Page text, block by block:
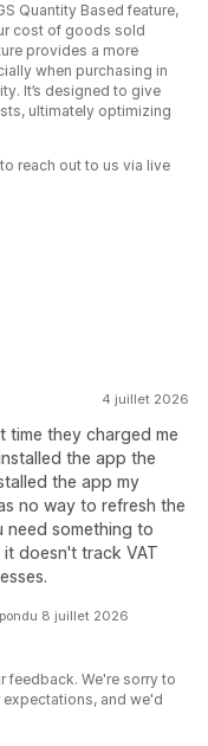
Quantity Based feature,
cost of goods sold
provides a more
when purchasing in
It’s designed to give
ultimately optimizing
reach out to us via live
4 juillet 2026
time they charged me
the app the
the app my
no way to refresh the
something to
it doesn't track VAT
8 juillet 2026
feedback. We're sorry to
and we'd